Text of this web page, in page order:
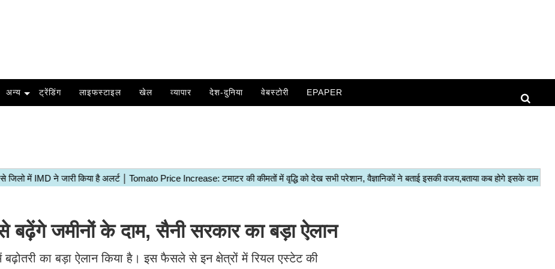
अन्य ट्रेंडिंग लाइफस्टाइल खेल व्यापार देश-दुनिया वेबस्टोरी EPAPER
जमीनों के दाम, सैनी सरकार का बड़ा ऐलान
का बड़ा ऐलान किया है। इस फैसले से इन क्षेत्रों में रियल एस्टेट की